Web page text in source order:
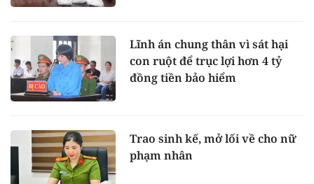
Lĩnh án chung thân vì sát hại
con ruột để trục lợi hơn 4 tỷ
đồng tiền bảo hiểm
Trao sinh kế, mở lối về cho nữ
phạm nhân